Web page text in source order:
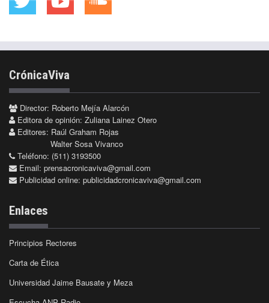
CrónicaViva
Director: Roberto Mejía Alarcón
Editora de opinión: Zuliana Lainez Otero
Editores: Raúl Graham Rojas
Walter Sosa Vivanco
Teléfono: (511) 3193500
Email: prensacronicaviva@gmail.com
Publicidad online: publicidadcronicaviva@gmail.com
Enlaces
Principios Rectores
Carta de Ética
Universidad Jaime Bausate y Meza